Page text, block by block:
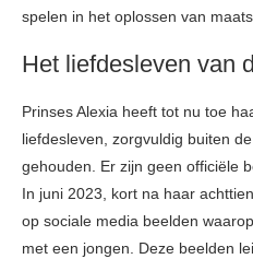
spelen in het oplossen van
Het liefdesleven van
Prinses Alexia heeft tot nu toe
liefdesleven, zorgvuldig buiten
gehouden. Er zijn geen officiële
In juni 2023, kort na haar
op sociale media beelden
met een jongen. Deze beelden